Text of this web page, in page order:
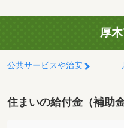
厚
公共サービスや治安
住まいの給付金（補助